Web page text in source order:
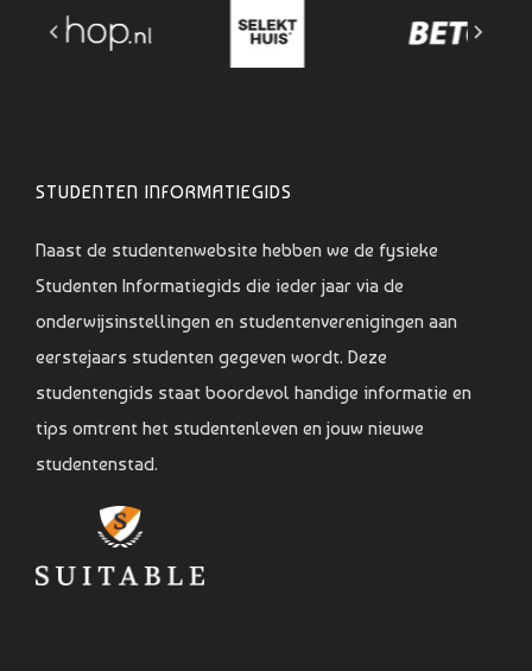
STUDENTEN INFORMATIEGIDS
Naast de studentenwebsite hebben we de fysieke
Studenten Informatiegids die ieder jaar via de
onderwijsinstellingen en studentenverenigingen aan
eerstejaars studenten gegeven wordt. Deze
studentengids staat boordevol handige informatie en
tips omtrent het studentenleven en jouw nieuwe
studentenstad.